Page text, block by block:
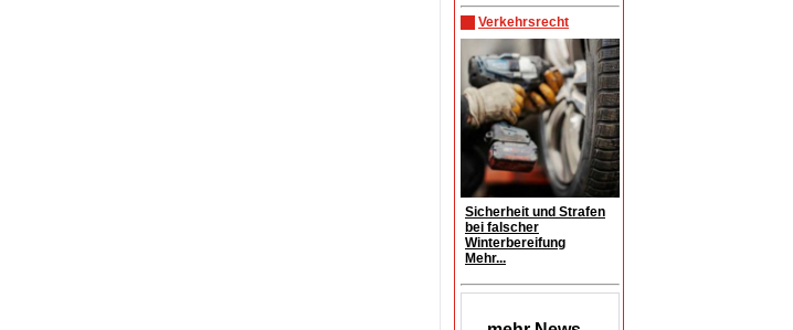
Verkehrsrecht
Sicherheit und Strafen
bei falscher
Winterbereifung
Mehr...